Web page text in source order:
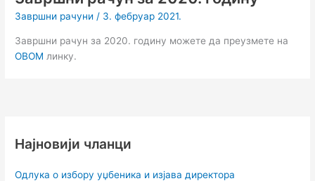
Завршни рачуни / 3. фебруар 2021.
Завршни рачун за 2020. годину можете да преузмете на
ОВОМ линку.
Најновији чланци
Одлука о избору уџбеника и изјава директора